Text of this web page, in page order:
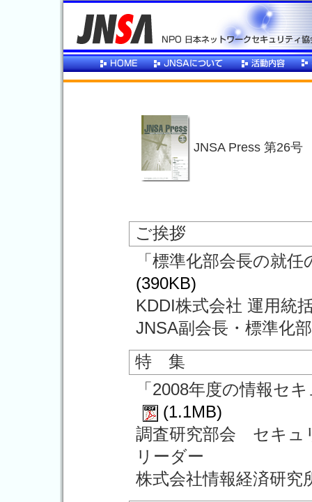
JNSA Press 第26号
ご挨拶
「標準化部会長の就
(390KB)
KDDI株式会社 運用統
JNSA副会長・標準化
特 集
「2008年度の情報セ
(1.1MB)
調査研究部会 セキュ
リーダー
株式会社情報経済研